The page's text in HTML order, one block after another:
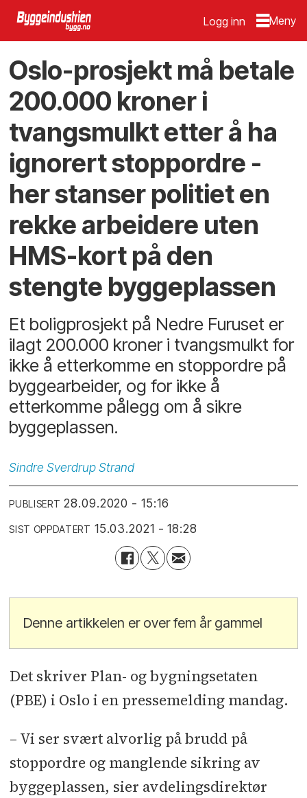
Logg inn
Oslo-prosjekt må betale
200.000 kroner i
tvangsmulkt etter å ha
ignorert stoppordre -
her stanser politiet en
rekke arbeidere uten
HMS-kort på den
stengte byggeplassen
Et boligprosjekt på Nedre Furuset er
ilagt 200.000 kroner i tvangsmulkt for
ikke å etterkomme en stoppordre på
byggearbeider, og for ikke å
etterkomme pålegg om å sikre
byggeplassen.
Sindre Sverdrup Strand
PUBLISERT 28.09.2020 - 15:16
SIST OPPDATERT 15.03.2021 - 18:28
Denne artikkelen er over fem år gammel
Det skriver Plan- og bygningsetaten
(PBE) i Oslo i en pressemelding mandag.
– Vi ser svært alvorlig på brudd på
stoppordre og manglende sikring av
byggeplassen, sier avdelingsdirektør